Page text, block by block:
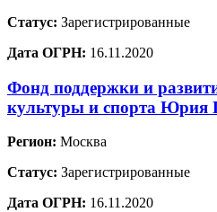
Статус: Зарегистрированные
Дата ОГРН: 16.11.2020
Фонд поддержки и
культуры и спорта Юрия
Регион: Москва
Статус: Зарегистрированные
Дата ОГРН: 16.11.2020